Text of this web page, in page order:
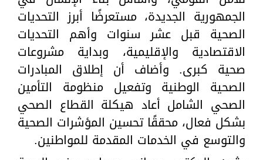
الجمهورية الجديدة، مستعرضًا أبرز التحديات
الصحية قبل عشر سنوات وأهم التحديات
الاقتصادية والإقليمية، وبداية مشروعات
صحية كبرى. وأضاف أن إطلاق المبادرات
الصحية الوطنية وتفعيل منظومة التأمين
الصحي الشامل أعاد هيكلة القطاع الصحي
بشكل فعال، محققًا تحسين المؤشرات الصحية
والتوسع في الخدمات المقدمة للمواطنين.